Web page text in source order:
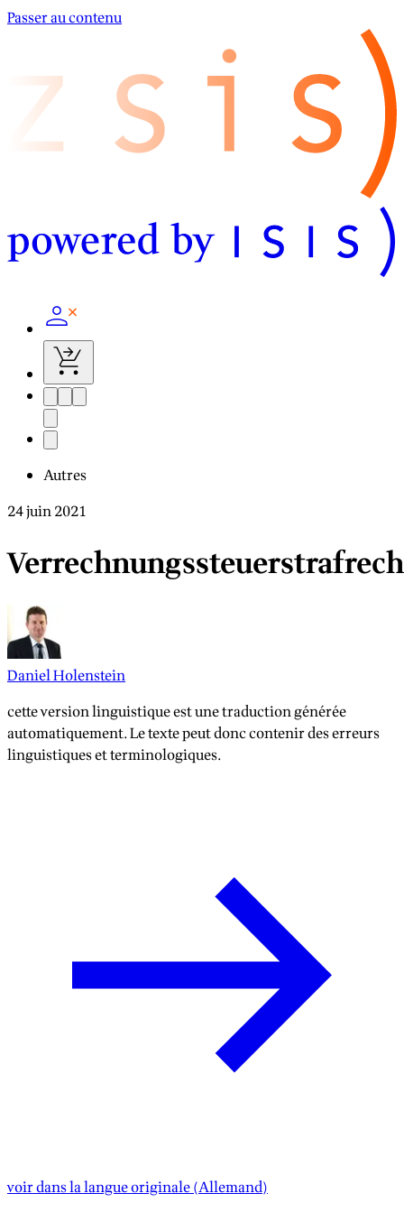
Passer au contenu
Autres
24 juin 2021
Daniel Holenstein
cette version linguistique est une traduction générée
automatiquement. Le texte peut donc contenir des erreurs
linguistiques et terminologiques.
voir dans la langue originale(Allemand)